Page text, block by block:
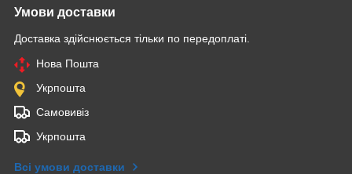
Умови доставки
Доставка здійснюється тільки по передоплаті.
Нова Пошта
Укрпошта
Самовивіз
Укрпошта
Всі умови доставки